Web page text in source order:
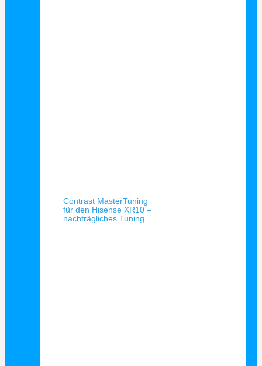
Contrast MasterTuning
für den Hisense XR10 –
nachträgliches Tuning